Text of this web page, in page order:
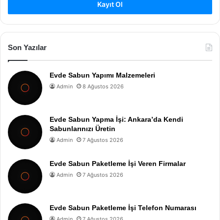
Kayıt Ol
Son Yazılar
Evde Sabun Yapımı Malzemeleri
Admin 8 Ağustos 2026
Evde Sabun Yapma İşi: Ankara’da Kendi
Sabunlarınızı Üretin
Admin 7 Ağustos 2026
Evde Sabun Paketleme İşi Veren Firmalar
Admin 7 Ağustos 2026
Evde Sabun Paketleme İşi Telefon Numarası